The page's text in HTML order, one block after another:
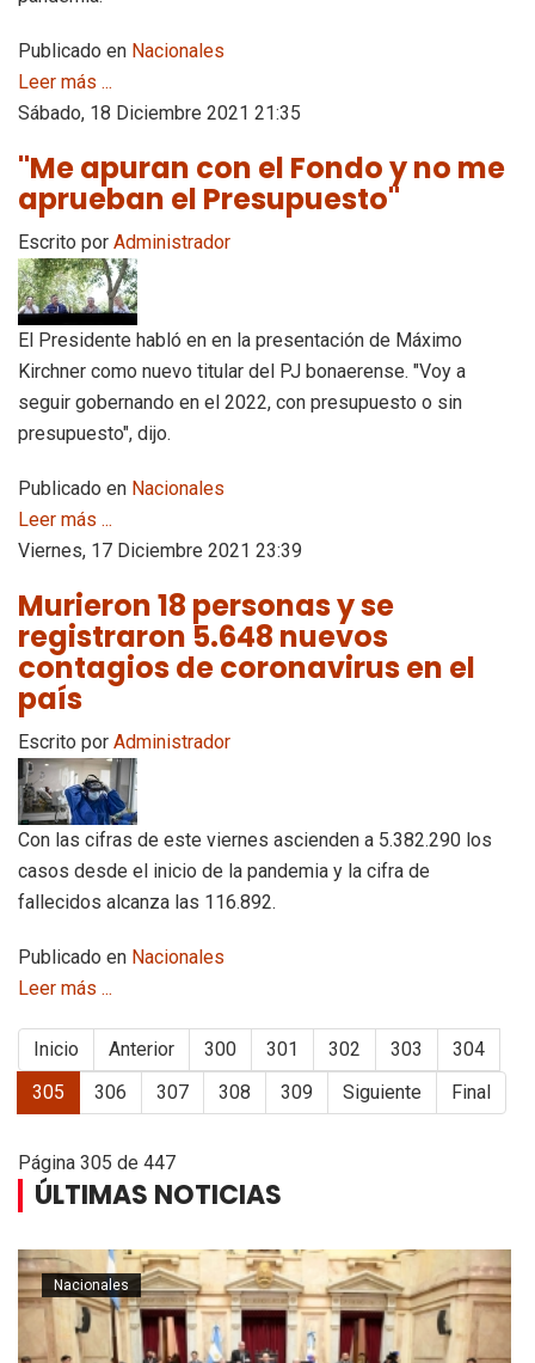
Publicado en Nacionales
Leer más ...
Sábado, 18 Diciembre 2021 21:35
"Me apuran con el Fondo y no me
aprueban el Presupuesto"
Escrito por Administrador
El Presidente habló en en la presentación de Máximo
Kirchner como nuevo titular del PJ bonaerense. "Voy a
seguir gobernando en el 2022, con presupuesto o sin
presupuesto", dijo.
Publicado en Nacionales
Leer más ...
Viernes, 17 Diciembre 2021 23:39
Murieron 18 personas y se
registraron 5.648 nuevos
contagios de coronavirus en el
país
Escrito por Administrador
Con las cifras de este viernes ascienden a 5.382.290 los
casos desde el inicio de la pandemia y la cifra de
fallecidos alcanza las 116.892.
Publicado en Nacionales
Leer más ...
Inicio Anterior 300 301 302 303
304
305
306 307 308 309 Siguiente Final
Página 305 de 447
ÚLTIMAS NOTICIAS
Nacionales